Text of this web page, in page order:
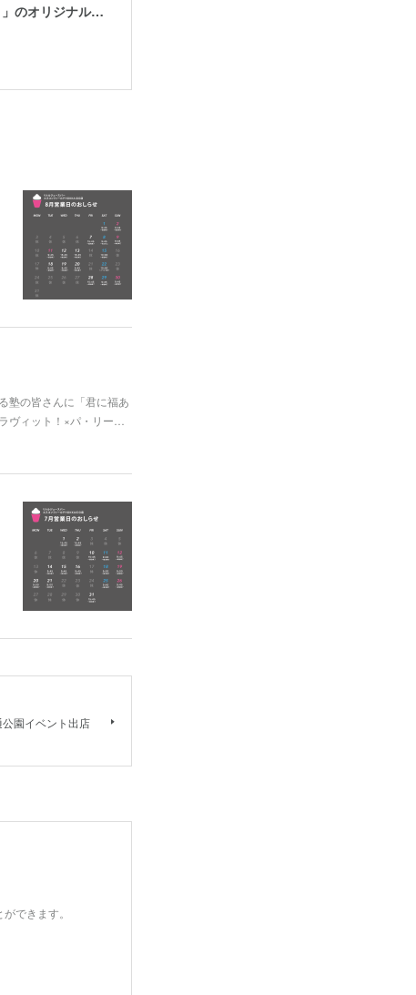
LITTLE JUICE BAR® | いちご100%のフローズンデザート「いちごけずり」のオリジナルショップ
塾の皆さんに「君に福あ
ヴィット！×パ・リー…
園イベント出店
できます。